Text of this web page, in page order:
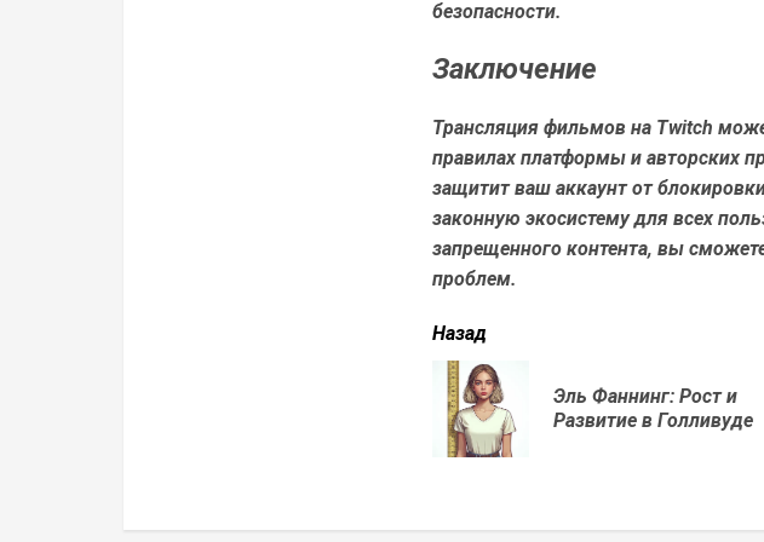
безопасности.
Заключение
Трансляция фильмов на Twitch
правилах платформы и авторских
защитит ваш аккаунт от
законную экосистему для всех
запрещенного контента, вы
проблем.
читать
еще
Назад
Эль Фаннинг: Рост и
Развитие в Голливуде